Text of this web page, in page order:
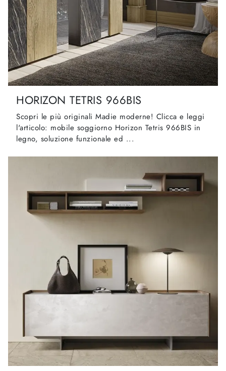
HORIZON TETRIS 966BIS
Scopri le più originali Madie moderne! Clicca e leggi
l'articolo: mobile soggiorno Horizon Tetris 966BIS in
legno, soluzione funzionale ed ...